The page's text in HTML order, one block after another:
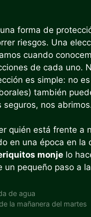
forma de
riesgos. Una
cuando
de cada uno.
es simple: no
también
seguros, nos
quién está frente a
en una época en la
monje lo
un pequeño paso a
de agua
la mañanera del martes